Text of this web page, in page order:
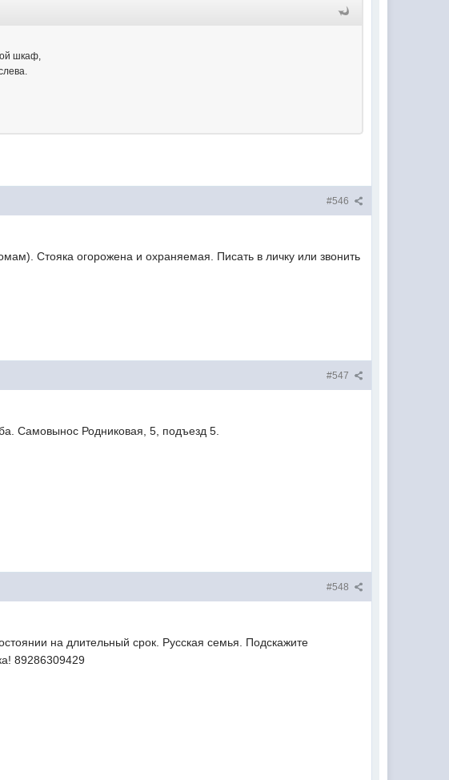
шкаф,
#546
Стояка огорожена и охраняемая. Писать в личку или звонить
#547
Самовынос Родниковая, 5, подъезд 5.
#548
на длительный срок. Русская семья. Подскажите
89286309429